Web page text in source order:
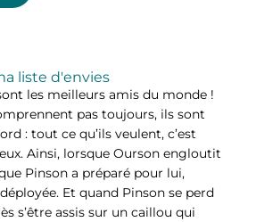
liste d'envies
les meilleurs amis du monde !
pas toujours, ils sont
: tout ce qu’ils veulent, c’est
Ainsi, lorsque Ourson engloutit
Pinson a préparé pour lui,
Et quand Pinson se perd
s’être assis sur un caillou qui